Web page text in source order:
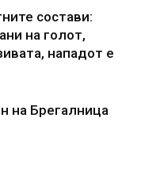
состави:
на голот,
нападот е
на Брегалница